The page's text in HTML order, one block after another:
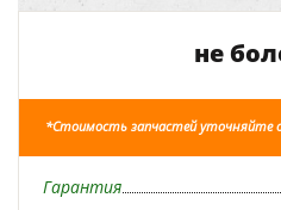
не
*Стоимость запчастей уточняйте
Гарантия